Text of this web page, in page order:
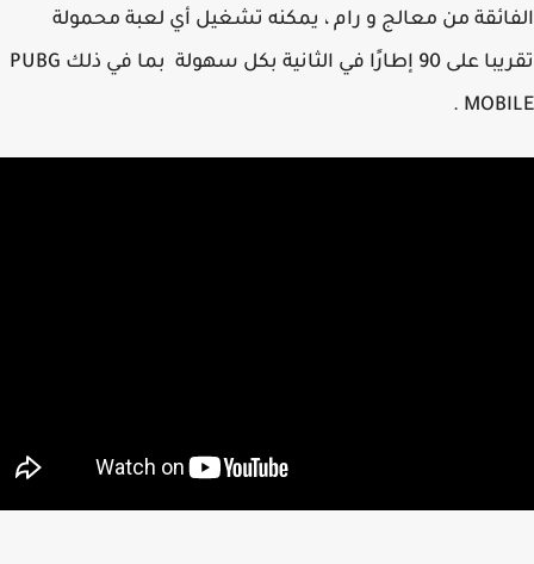
من معالج و رام ، يمكنه تشغيل أي لعبة محمولة
تقريبا على 90 إطارًا في الثانية بكل سهولة بما في ذلك PUBG